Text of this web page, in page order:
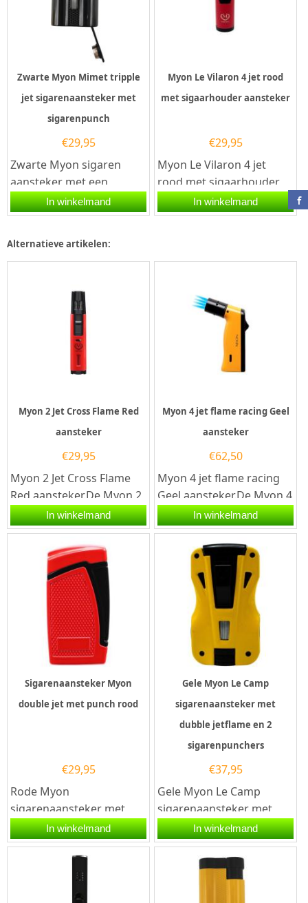
Zwarte Myon Mimet tripple
jet sigarenaansteker met
sigarenpunch
€29,95
Zwarte Myon sigaren
aansteker met een
elektrische ontsteking en
drie krachtige jet
In winkelmand
Myon Le Vilaron 4 jet rood
met sigaarhouder aansteker
€29,95
Myon Le Vilaron 4 jet
rood met sigaarhouder
aansteker.De Myon Le
Vilaron 4 jet rood met...
In winkelmand
Alternatieve artikelen:
Myon 2 Jet Cross Flame Red
aansteker
€29,95
Myon 2 Jet Cross Flame
Red aansteker.De Myon 2
Jet Cross Flame Red
aansteker is rood
afgewerkt. De...
In winkelmand
Myon 4 jet flame racing Geel
aansteker
€62,50
Myon 4 jet flame racing
Geel aansteker.De Myon 4
jet flame racing Geel
aansteker is geel
afgewerkt....
In winkelmand
Sigarenaansteker Myon
double jet met punch rood
€29,95
Rode Myon
sigarenaansteker met
een elektrische
ontsteking en twee
krachtige jet vlammen.
In winkelmand
Gele Myon Le Camp
sigarenaansteker met
dubble jetflame en 2
sigarenpunchers
€37,95
Gele Myon Le Camp
sigarenaansteker met
een elektrische
ontsteking en 2 krachtige
jet vlammen. Na...
In winkelmand